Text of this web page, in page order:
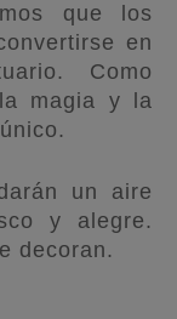
que los
en
Como
magia y la
un aire
y alegre.
decoran.